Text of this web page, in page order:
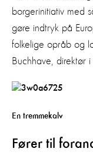
borgerinitiativ med
gøre indtryk på
folkelige opråb og
Buchhave, direktør
En tremmekalv
Fører til